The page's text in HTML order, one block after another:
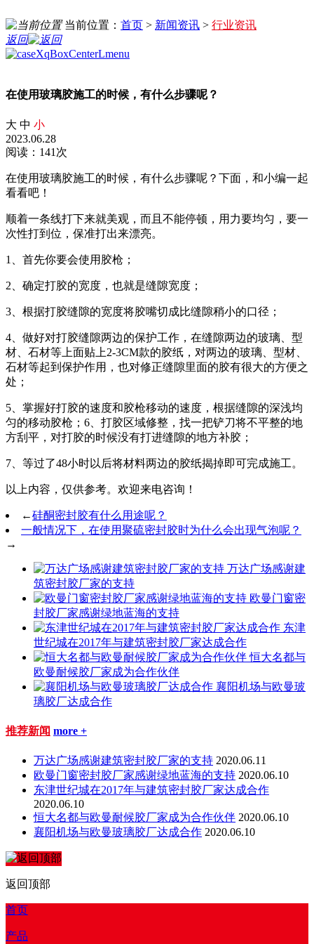
当前位置： 首页 > 新闻资讯 > 行业资讯
返回
在使用玻璃胶施工的时候，有什么步骤呢？
大 中 小
2023.06.28
阅读：141次
在使用玻璃胶施工的时候，有什么步骤呢？下面，和小编一起
看看吧！
顺着一条线打下来就美观，而且不能停顿，用力要均匀，要一
次性打到位，保准打出来漂亮。
1、首先你要会使用胶枪；
2、确定打胶的宽度，也就是缝隙宽度；
3、根据打胶缝隙的宽度将胶嘴切成比缝隙稍小的口径；
4、做好对打胶缝隙两边的保护工作，在缝隙两边的玻璃、型
材、石材等上面贴上2-3CM款的胶纸，对两边的玻璃、型材、
石材等起到保护作用，也对修正缝隙里面的胶有很大的方便之
处；
5、掌握好打胶的速度和胶枪移动的速度，根据缝隙的深浅均
匀的移动胶枪；6、打胶区域修整，找一把铲刀将不平整的地
方刮平，对打胶的时候没有打进缝隙的地方补胶；
7、等过了48小时以后将材料两边的胶纸揭掉即可完成施工。
以上内容，仅供参考。欢迎来电咨询！
←硅酮密封胶有什么用途呢？
一般情况下，在使用聚硫密封胶时为什么会出现气泡呢？
→
万达广场感谢建
筑密封胶厂家的支持
欧曼门窗密
封胶厂家感谢绿地蓝海的支持
东津
世纪城在2017年与建筑密封胶厂家达成合作
恒大名都与
欧曼耐候胶厂家成为合作伙伴
襄阳机场与欧曼玻
璃胶厂达成合作
推荐新闻 more +
万达广场感谢建筑密封胶厂家的支持 2020.06.11
欧曼门窗密封胶厂家感谢绿地蓝海的支持 2020.06.10
东津世纪城在2017年与建筑密封胶厂家达成合作
2020.06.10
恒大名都与欧曼耐候胶厂家成为合作伙伴 2020.06.10
襄阳机场与欧曼玻璃胶厂达成合作 2020.06.10
返回顶部
首页
产品